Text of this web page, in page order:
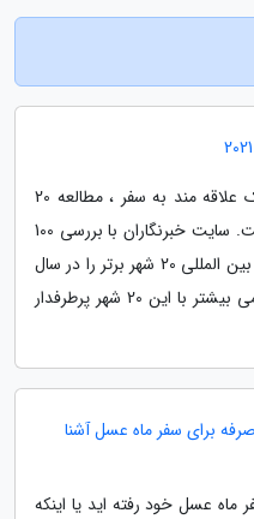
چه یک مسافر معمولی باشید، چه یک علاقه مند به سفر ، مطالعه 20
شهر پربازدید جهان برای شما مفید است. سایت خبرنگاران با بررسی 100
شهر برتر از نظر تعداد ورود گردشگران بین المللی 20 شهر برتر را در سال
2021 برای شما لیست کرده است تا کمی بیشتر با این 20 شهر پرطرفدار
برای سفر ماه عسل آشنا
ماه عسل خود رفته اید یا اینکه